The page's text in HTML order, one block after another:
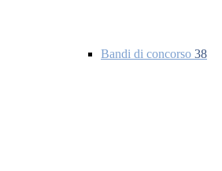
Bandi di concorso 38